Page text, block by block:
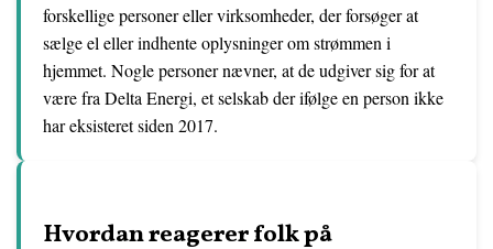
forskellige personer eller virksomheder, der forsøger at
sælge el eller indhente oplysninger om strømmen i
hjemmet. Nogle personer nævner, at de udgiver sig for at
være fra Delta Energi, et selskab der ifølge en person ikke
har eksisteret siden 2017.
Hvordan reagerer folk på